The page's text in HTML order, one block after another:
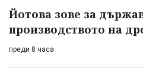
Йотова зове за
производството на
преди 8 часа